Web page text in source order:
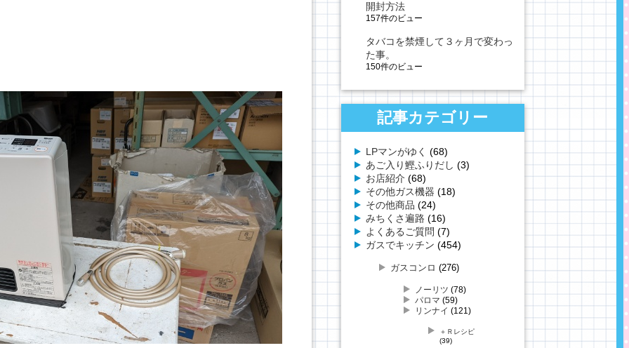
開封方法
157件のビュー
タバコを禁煙して３ヶ月で変わっ
た事。
150件のビュー
記事カテゴリー
LPマンがゆく (68)
あご入り鰹ふりだし (3)
お店紹介 (68)
その他ガス機器 (18)
その他商品 (24)
みちくさ遍路 (16)
よくあるご質問 (7)
ガスでキッチン (454)
ガスコンロ (276)
ノーリツ (78)
パロマ (59)
リンナイ (121)
＋Ｒレシピ
(39)